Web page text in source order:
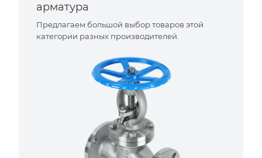
арматура
Предлагаем большой выбор товаров этой
категории разных производителей.